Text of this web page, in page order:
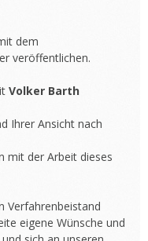
dem
veröffentlichen.
Volker Barth
Ihrer Ansicht nach
mit der Arbeit dieses
Verfahrenbeistand
eigene Wünsche und